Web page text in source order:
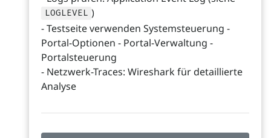
LOGLEVEL )
- Testseite verwenden Systemsteuerung -
Portal-Optionen - Portal-Verwaltung -
Portalsteuerung
- Netzwerk-Traces: Wireshark für detaillierte
Analyse